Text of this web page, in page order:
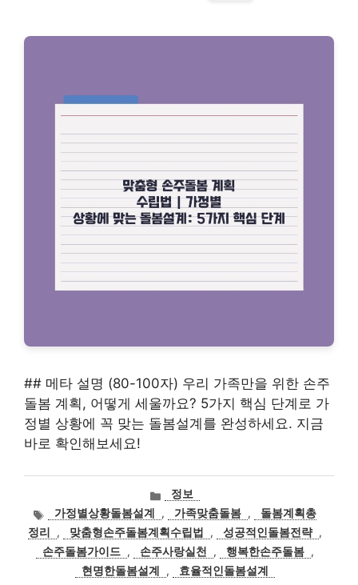
## 메타 설명 (80-100자) 우리 가족만을 위한 손주
돌봄 계획, 어떻게 세울까요? 5가지 핵심 단계로 가
정별 상황에 꼭 맞는 돌봄설계를 완성하세요. 지금
바로 확인해보세요!
카
테
고
리
정보
태
그
가정별상황돌봄설계 , 가족맞춤돌봄 ,
돌봄계획총
정리
, 맞춤형손주돌봄계획수립법 , 성공적인돌봄전략 ,
손주돌봄가이드 , 손주사랑실천 , 행복한손주돌봄 ,
현명한돌봄설계
, 효율적인돌봄설계